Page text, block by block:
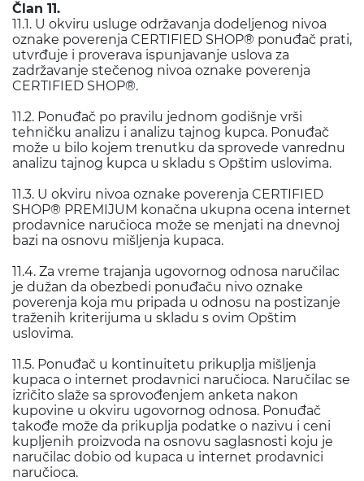
Član 11.
11.1. U okviru usluge održavanja dodeljenog nivoa
oznake poverenja CERTIFIED SHOP® ponuđač prati,
utvrđuje i proverava ispunjavanje uslova za
zadržavanje stečenog nivoa oznake poverenja
CERTIFIED SHOP®.
11.2. Ponuđač po pravilu jednom godišnje vrši
tehničku analizu i analizu tajnog kupca. Ponuđač
može u bilo kojem trenutku da sprovede vanrednu
analizu tajnog kupca u skladu s Opštim uslovima.
11.3. U okviru nivoa oznake poverenja CERTIFIED
SHOP® PREMIJUM konačna ukupna ocena internet
prodavnice naručioca može se menjati na dnevnoj
bazi na osnovu mišljenja kupaca.
11.4. Za vreme trajanja ugovornog odnosa naručilac
je dužan da obezbedi ponuđaču nivo oznake
poverenja koja mu pripada u odnosu na postizanje
traženih kriterijuma u skladu s ovim Opštim
uslovima.
11.5. Ponuđač u kontinuitetu prikuplja mišljenja
kupaca o internet prodavnici naručioca. Naručilac se
izričito slaže sa sprovođenjem anketa nakon
kupovine u okviru ugovornog odnosa. Ponuđač
takođe može da prikuplja podatke o nazivu i ceni
kupljenih proizvoda na osnovu saglasnosti koju je
naručilac dobio od kupaca u internet prodavnici
naručioca.